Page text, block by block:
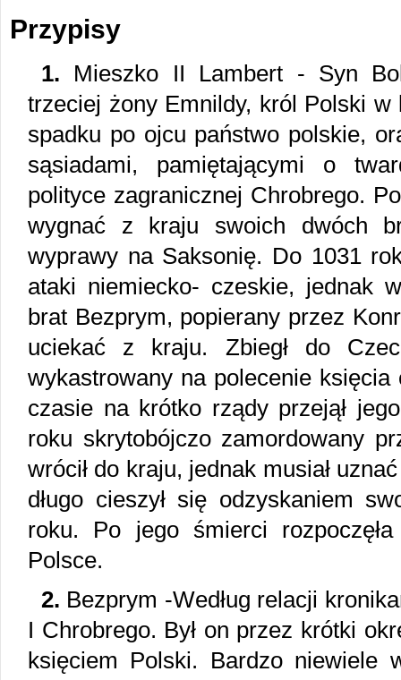
Przypisy
1. Mieszko II Lambert - Syn
trzeciej żony Emnildy, król Polski w
spadku po ojcu państwo polskie,
sąsiadami, pamiętającymi o
polityce zagranicznej Chrobrego.
wygnać z kraju swoich dwóch
wyprawy na Saksonię. Do 1031
ataki niemiecko- czeskie, jednak
brat Bezprym, popierany przez
uciekać z kraju. Zbiegł do
wykastrowany na polecenie
czasie na krótko rządy przejął
roku skrytobójczo zamordowany
wrócił do kraju, jednak musiał
długo cieszył się odzyskaniem
roku. Po jego śmierci
Polsce.
2. Bezprym -Według relacji
I Chrobrego. Był on przez krótki
księciem Polski. Bardzo niewiele